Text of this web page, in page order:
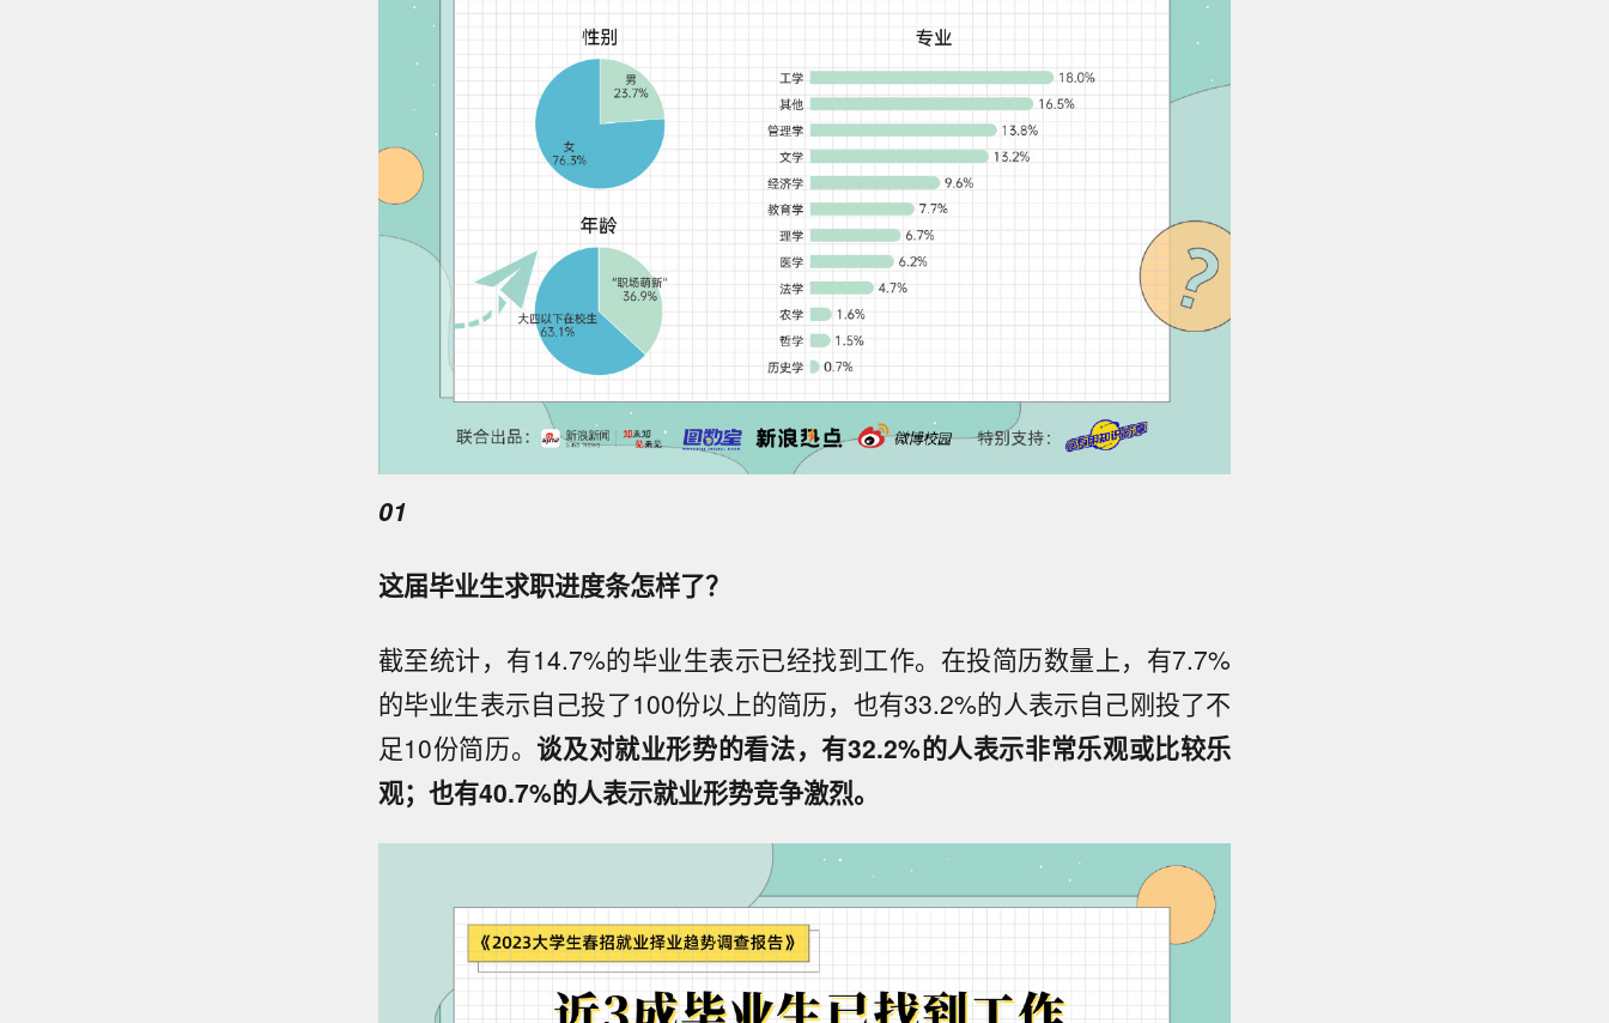
01
这届毕业生求职进度条怎样了？
截至统计，有14.7%的毕业生表示已经找到工作。在投简历数量上，有7.7%
的毕业生表示自己投了100份以上的简历，也有33.2%的人表示自己刚投了不
足10份简历。 谈及对就业形势的看法，有32.2%的人表示非常乐观或比较乐
观；也有40.7%的人表示就业形势竞争激烈。